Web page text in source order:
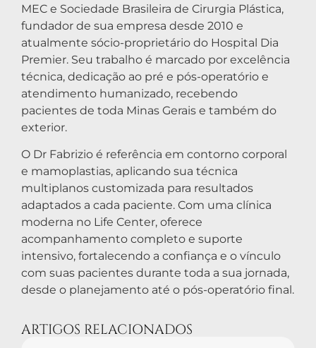
MEC e Sociedade Brasileira de Cirurgia Plástica,
fundador de sua empresa desde 2010 e
atualmente sócio-proprietário do Hospital Dia
Premier. Seu trabalho é marcado por excelência
técnica, dedicação ao pré e pós-operatório e
atendimento humanizado, recebendo
pacientes de toda Minas Gerais e também do
exterior.
O Dr Fabrizio é referência em contorno corporal
e mamoplastias, aplicando sua técnica
multiplanos customizada para resultados
adaptados a cada paciente. Com uma clínica
moderna no Life Center, oferece
acompanhamento completo e suporte
intensivo, fortalecendo a confiança e o vínculo
com suas pacientes durante toda a sua jornada,
desde o planejamento até o pós-operatório final.
ARTIGOS RELACIONADOS